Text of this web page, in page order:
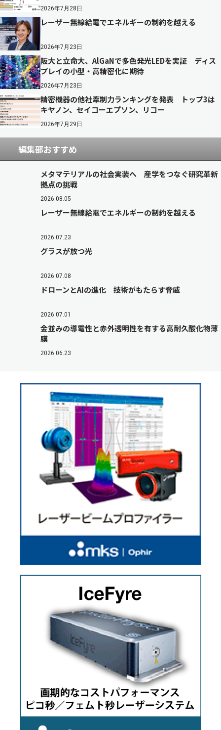
2026年7月28日
レーザー無線給電でエネルギーの制約を越える
2026年7月23日
阪大と立命大、AlGaNで多色発光LEDを実証 ディス
プレイの小型・高精密化に期待
2026年7月23日
精密機器の他社牽制力ランキングを発表 トップ3は
キヤノン、セイコーエプソン、リコー
2026年7月29日
編集部おすすめ
メタマテリアルの社会実装へ 産学をつなぐ研究革新
拠点の挑戦
2026.08.05
レーザー無線給電でエネルギーの制約を越える
2026.07.23
グラスが放つ光
2026.07.08
ドローンとAIの進化 技術がもたらす脅威
2026.07.01
金並みの導電性と赤外透明性を有する高耐久酸化物薄
膜
2026.06.23